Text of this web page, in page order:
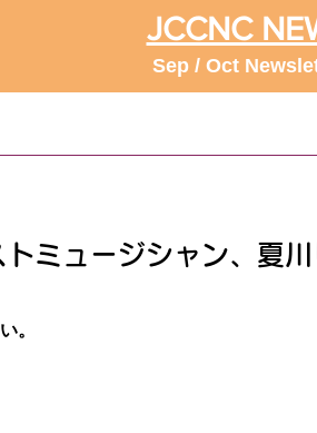
JCCNC
Sep / Oct
ミュージシャン、夏川
。